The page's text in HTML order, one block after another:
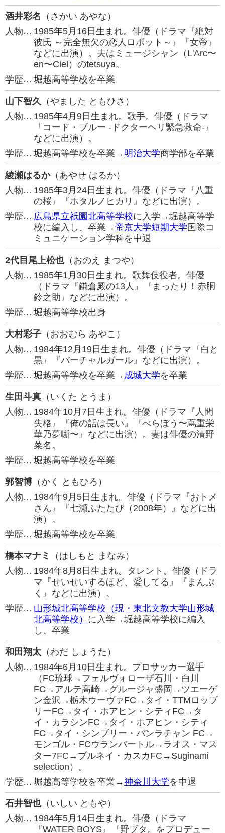
酒井彩名 （さかい あやな）
人物… 1985年5月16日生まれ。俳優（ドラマ『絶対
彼氏 ～完全無欠の恋人ロボット～』『女帝』
などに出演）。夫はミュージシャン（L'Arc〜
en〜Ciel）のtetsuya。
学歴… 堀越高等学校を卒業
山下智久 （やました ともひさ）
人物… 1985年4月9日生まれ。歌手。俳優（ドラマ
『コード・ブルー -ドクターヘリ緊急救命-』
などに出演）。
学歴… 堀越高等学校を卒業→ 明治大学商学部を卒業
綾瀬はるか（あやせ はるか）
人物… 1985年3月24日生まれ。俳優（ドラマ『八重
の桜』『ホタルノヒカリ』などに出演）。
学歴… 広島県立祇園北高等学校に入学→堀越高等学
校に編入し、卒業→帝京大学短期大学 国際コ
ミュニケーション学科を中退
2代目尾上松也（おのえ まつや）
人物… 1985年1月30日生まれ。歌舞伎役者。俳優
（ドラマ『鎌倉殿の13人』『まったり！赤胴
鈴之助』などに出演）。
学歴… 堀越高等学校出身
大村彩子 （おおむら あやこ）
人物… 1984年12月19日生まれ。俳優（ドラマ『白と
黒』『バーチャルガール』などに出演）。
学歴… 堀越高等学校を卒業→ 成城大学を卒業
生田斗真 （いくた とうま）
人物… 1984年10月7日生まれ。俳優（ドラマ『人間
失格』『俺の話は長い』『べらぼう〜蔦重栄
華乃夢噺〜』などに出演）。妻は俳優の清野
菜名。
学歴… 堀越高等学校を卒業
郭智博 （かく ともひろ）
人物… 1984年9月5日生まれ。俳優（ドラマ『おトメ
さん』『七瀬ふたたび（2008年）』などに出
演）。
学歴… 堀越高等学校を卒業
橋本マナミ
（はしもと まなみ）
人物… 1984年8月8日生まれ。タレント。俳優（ドラ
マ『せいせいするほど、愛してる』『まんぷ
く』などに出演）。
学歴… 山形城北高等学校（現・東北文教大学山形城
北高等学校） に入学→堀越高等学校に編入
し、卒業
和田翔太 （わだ しょうた）
人物… 1984年6月10日生まれ。プロサッカー選手
（FC琉球→フェルヴォローザ石川・白川
FC→アルテ高崎→グルージャ盛岡→ツエーゲ
ン金沢→栃木ウーヴァFC→タイ・TTMロッブ
リーFC→タイ・ホアヒン・シティFC→タ
イ・カラシンFC→タイ・ホアヒン・シティ
FC→タイ・シンブリー・バンラチャン FC→
モンゴル・FCウランバートル→ラオス・マス
ター7FC→ブルネイ・カスカFC→Suginami
selection）。
学歴… 堀越高等学校を卒業→神奈川大学を中退
石井智也（いしい ともや）
人物… 1984年5月14日生まれ。俳優（ドラマ
『WATER BOYS』『野ブタ。をプロデュー